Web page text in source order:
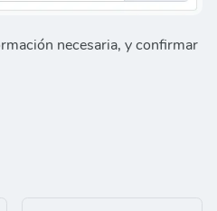
necesaria, y confirmar